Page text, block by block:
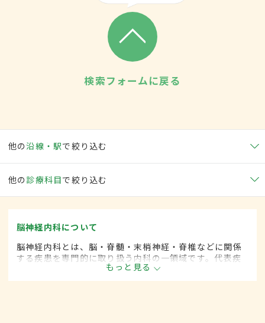
検索フォームに戻る
他の沿線・駅で絞り込む
他の 診療科目で絞り込む
脳神経内科について
脳神経内科とは、脳・脊髄・末梢神経・脊椎などに関係
する疾患を専門的に取り扱う内科の一領域です。代表疾
患として、脳卒中や各種神経変性疾患(パーキンソン病、
筋萎縮性側索硬化など)、脊髄と末梢神経の疾患、てんか
もっと見る